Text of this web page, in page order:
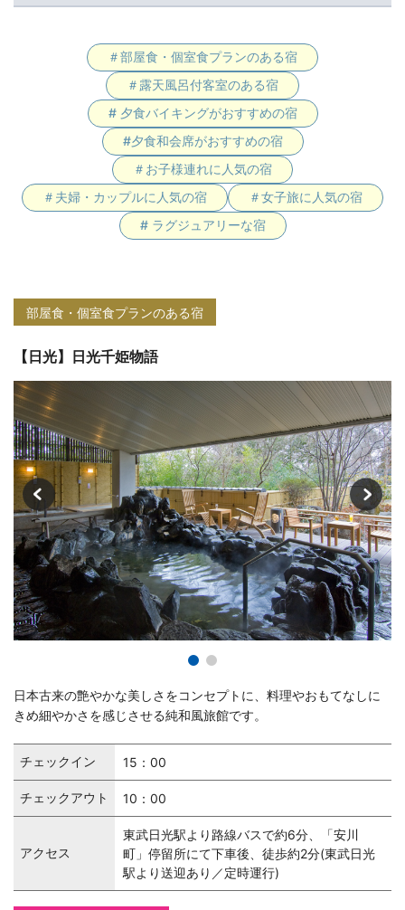
＃部屋食・個室食プランのある宿
＃露天風呂付客室のある宿
# 夕食バイキングがおすすめの宿
#夕食和会席がおすすめの宿
＃お子様連れに人気の宿
＃夫婦・カップルに人気の宿
＃女子旅に人気の宿
# ラグジュアリーな宿
部屋食・個室食プランのある宿
【日光】日光千姫物語
日本古来の艶やかな美しさをコンセプトに、料理やおもてなしに
きめ細やかさを感じさせる純和風旅館です。
チェックイン 15：00
チェックアウト 10：00
アクセス
東武日光駅より路線バスで約6分、「安川
町」停留所にて下車後、徒歩約2分(東武日光
駅より送迎あり／定時運行)